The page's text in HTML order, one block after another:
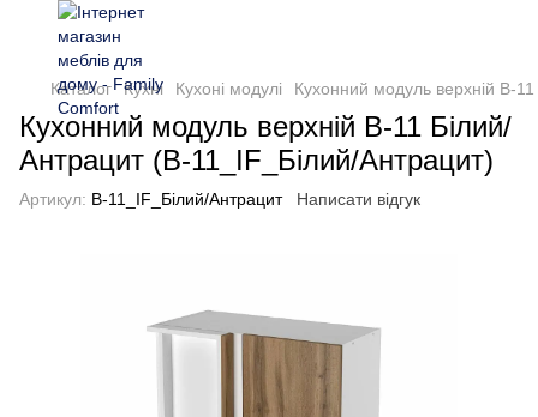
Каталог Кухні Кухоні модулі Кухонний модуль верхній В-
Кухонний модуль верхній В-11 Білий/
Антрацит (В-11_IF_Білий/Антрацит)
Артикул: В-11_IF_Білий/Антрацит Написати відгук